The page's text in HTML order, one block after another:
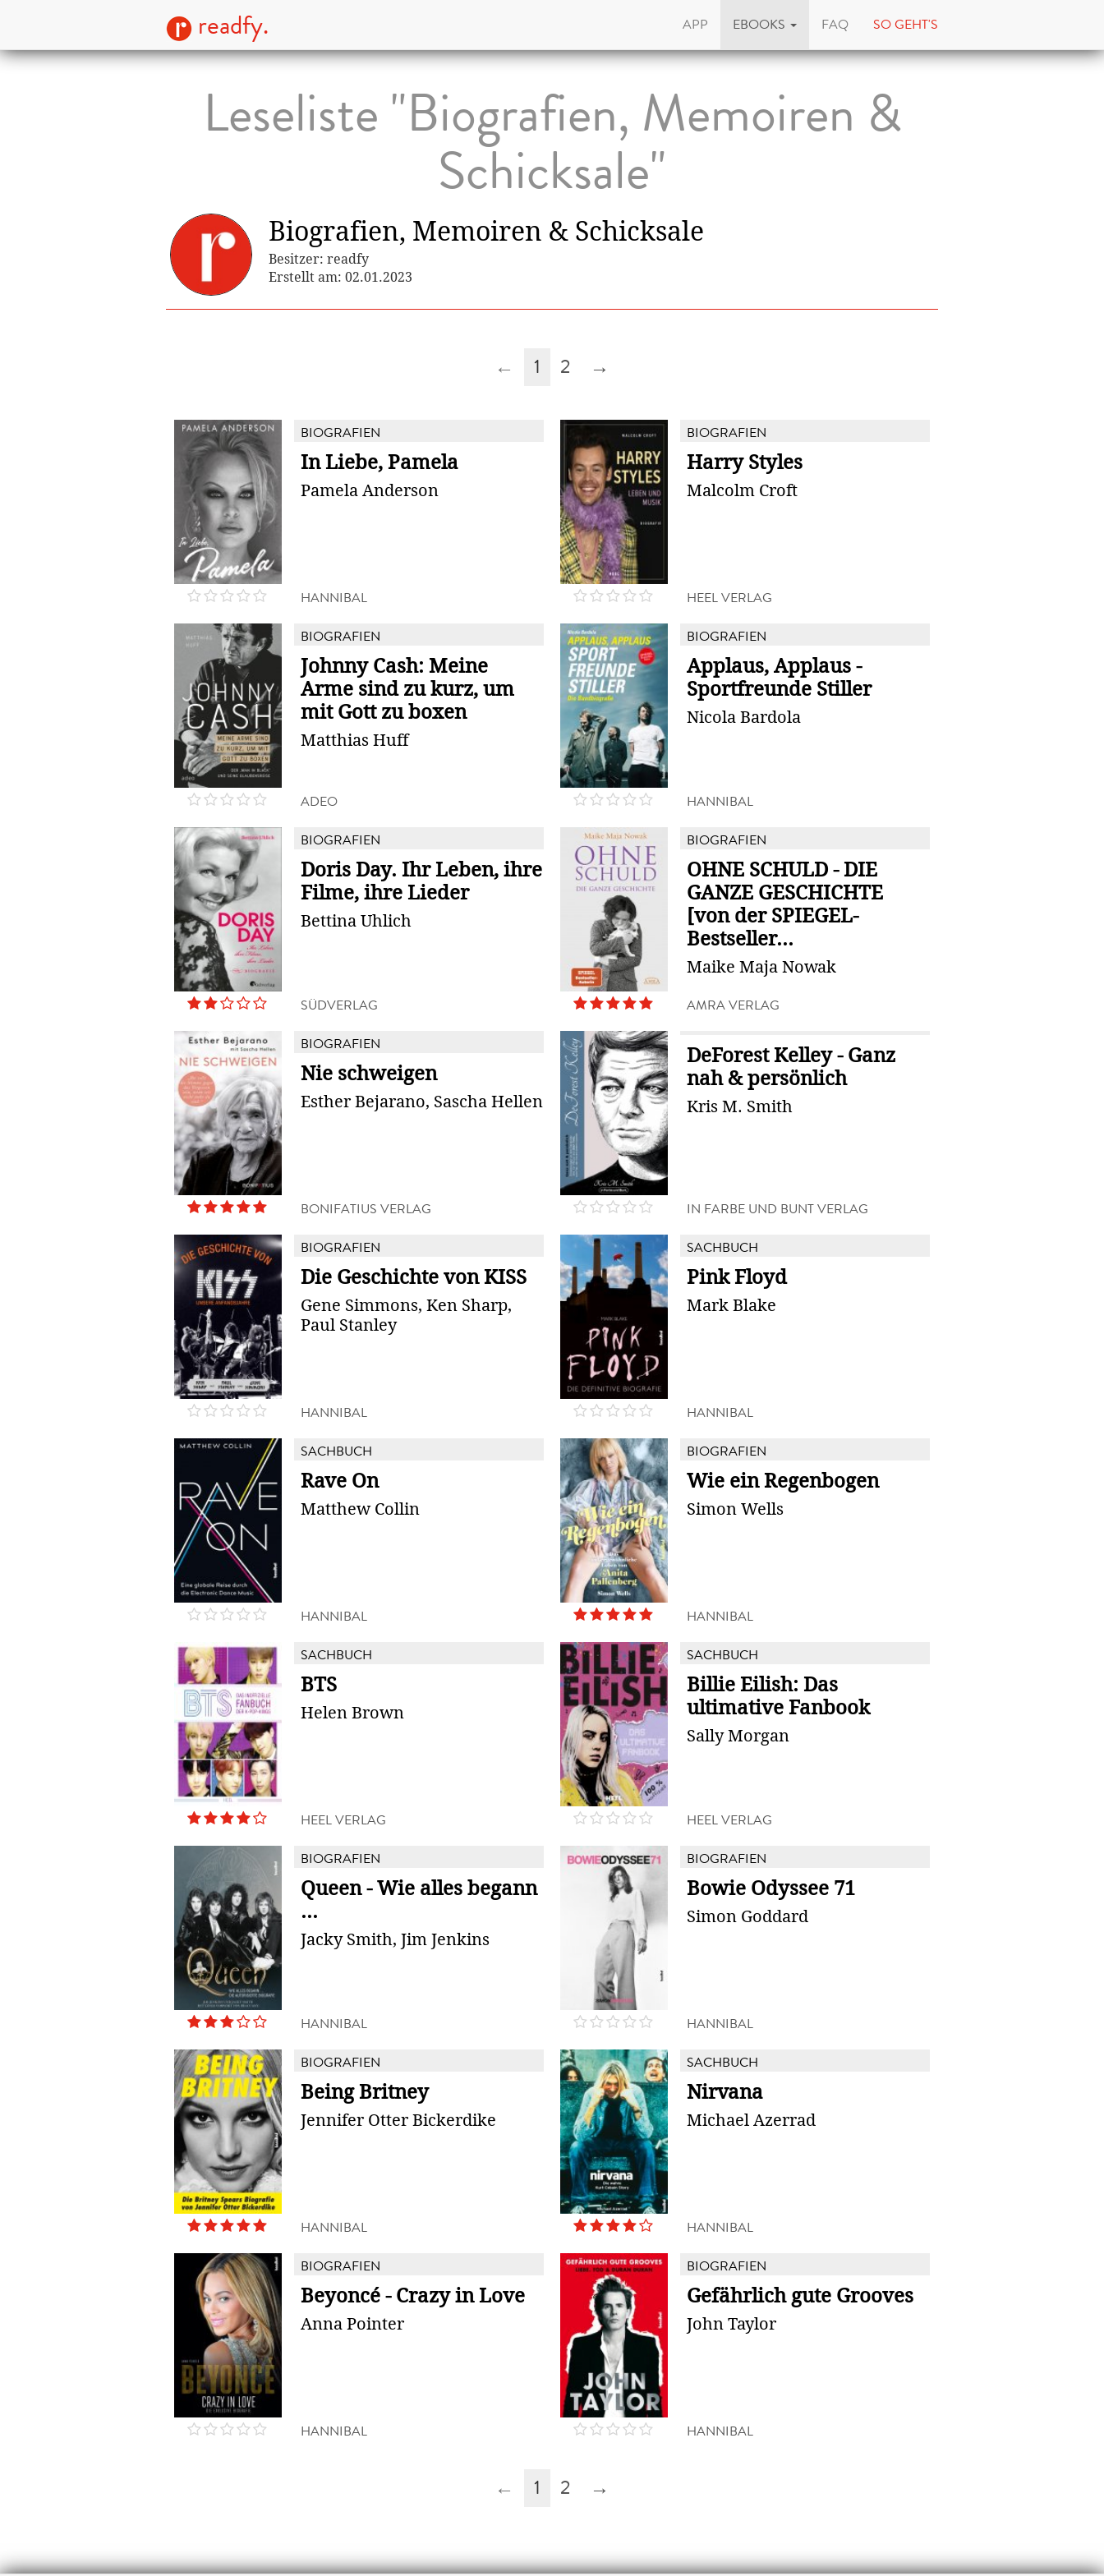
readfy. APP EBOOKS FAQ SO GEHT'S
Leseliste "Biografien, Memoiren &
Schicksale"
Biografien, Memoiren & Schicksale
Besitzer: readfy
Erstellt am: 02.01.2023
← 1 2 →
BIOGRAFIEN
In Liebe, Pamela
Pamela Anderson
HANNIBAL
BIOGRAFIEN
Harry Styles
Malcolm Croft
HEEL VERLAG
BIOGRAFIEN
Johnny Cash: Meine
Arme sind zu kurz, um
mit Gott zu boxen
Matthias Huff
ADEO
BIOGRAFIEN
Applaus, Applaus -
Sportfreunde Stiller
Nicola Bardola
HANNIBAL
BIOGRAFIEN
Doris Day. Ihr Leben, ihre
Filme, ihre Lieder
Bettina Uhlich
SÜDVERLAG
BIOGRAFIEN
OHNE SCHULD - DIE
GANZE GESCHICHTE
[von der SPIEGEL-
Bestseller...
Maike Maja Nowak
AMRA VERLAG
BIOGRAFIEN
Nie schweigen
Esther Bejarano, Sascha Hellen
BONIFATIUS VERLAG
DeForest Kelley - Ganz
nah & persönlich
Kris M. Smith
IN FARBE UND BUNT VERLAG
BIOGRAFIEN
Die Geschichte von KISS
Gene Simmons, Ken Sharp,
Paul Stanley
HANNIBAL
SACHBUCH
Pink Floyd
Mark Blake
HANNIBAL
SACHBUCH
Rave On
Matthew Collin
HANNIBAL
BIOGRAFIEN
Wie ein Regenbogen
Simon Wells
HANNIBAL
SACHBUCH
BTS
Helen Brown
HEEL VERLAG
SACHBUCH
Billie Eilish: Das
ultimative Fanbook
Sally Morgan
HEEL VERLAG
BIOGRAFIEN
Queen - Wie alles begann
...
Jacky Smith, Jim Jenkins
HANNIBAL
BIOGRAFIEN
Bowie Odyssee 71
Simon Goddard
HANNIBAL
BIOGRAFIEN
Being Britney
Jennifer Otter Bickerdike
HANNIBAL
SACHBUCH
Nirvana
Michael Azerrad
HANNIBAL
BIOGRAFIEN
Beyoncé - Crazy in Love
Anna Pointer
HANNIBAL
BIOGRAFIEN
Gefährlich gute Grooves
John Taylor
HANNIBAL
← 1 2 →